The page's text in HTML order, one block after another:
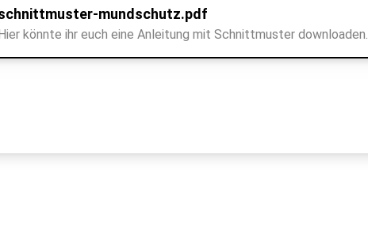
mundschutz.pdf
könnte ihr euch eine Anleitung mit Schnittmuster downloaden.